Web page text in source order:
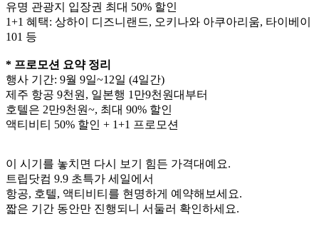
유명 관광지 입장권 최대 50% 할인
1+1 혜택: 상하이 디즈니랜드, 오키나와 아쿠아리움, 타이베이
101 등
* 프로모션 요약 정리
행사 기간: 9월 9일~12일 (4일간)
제주 항공 9천원, 일본행 1만9천원대부터
호텔은 2만9천원~, 최대 90% 할인
액티비티 50% 할인 + 1+1 프로모션
이 시기를 놓치면 다시 보기 힘든 가격대예요.
트립닷컴 9.9 초특가 세일에서
항공, 호텔, 액티비티를 현명하게 예약해보세요.
짧은 기간 동안만 진행되니 서둘러 확인하세요.